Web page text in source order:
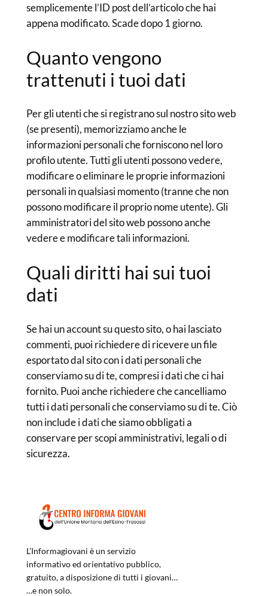
semplicemente l’ID post dell’articolo che hai
appena modificato. Scade dopo 1 giorno.
Quanto vengono
trattenuti i tuoi dati
Per gli utenti che si registrano sul nostro sito web
(se presenti), memorizziamo anche le
informazioni personali che forniscono nel loro
profilo utente. Tutti gli utenti possono vedere,
modificare o eliminare le proprie informazioni
personali in qualsiasi momento (tranne che non
possono modificare il proprio nome utente). Gli
amministratori del sito web possono anche
vedere e modificare tali informazioni.
Quali diritti hai sui tuoi
dati
Se hai un account su questo sito, o hai lasciato
commenti, puoi richiedere di ricevere un file
esportato dal sito con i dati personali che
conserviamo su di te, compresi i dati che ci hai
fornito. Puoi anche richiedere che cancelliamo
tutti i dati personali che conserviamo su di te. Ciò
non include i dati che siamo obbligati a
conservare per scopi amministrativi, legali o di
sicurezza.
L’Informagiovani è un servizio
informativo ed orientativo pubblico,
gratuito, a disposizione di tutti i giovani…
…e non solo.